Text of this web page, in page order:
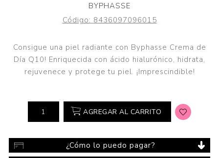
BYPHASSE
Código: 8436097096015
Consigue una piel radiante con Byphasse Crema de
Día Q10! Enriquecida con ácido hialurónico, hidrata,
rejuvenece y protege tu piel. ¡Imprescindible!
AGREGAR AL CARRITO
¿Cómo lo puedo pagar?